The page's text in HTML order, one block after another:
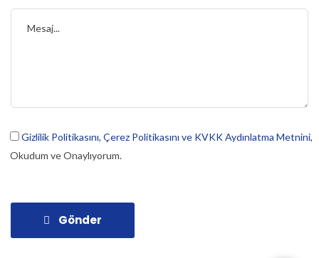
Gizlilik Politikasını, Çerez Politikasını ve KVKK Aydınlatma Metnini,
Okudum ve Onaylıyorum.
Gönder